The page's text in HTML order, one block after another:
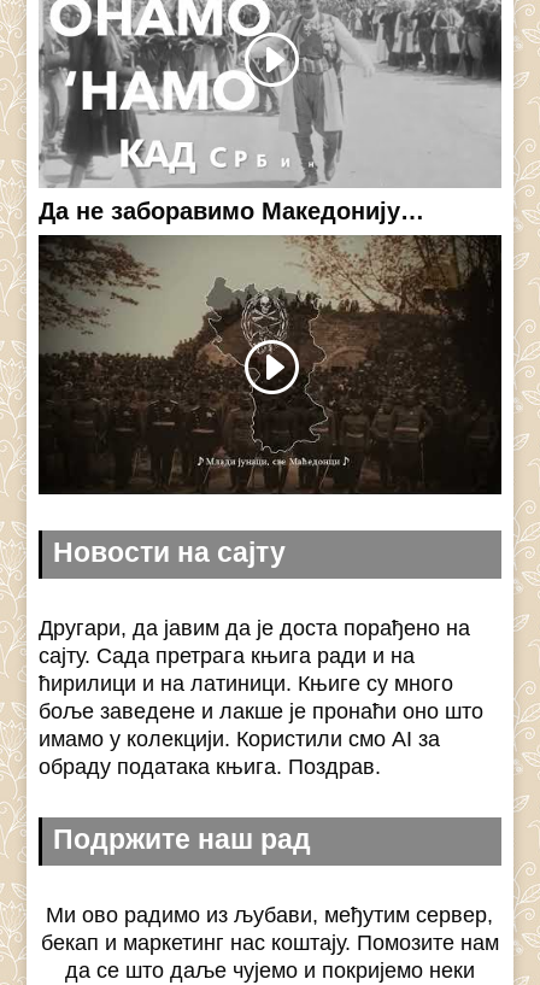
Да не заборавимо Македонију…
Новости на сајту
Другари, да јавим да је доста порађено на
сајту. Сада претрага књига ради и на
ћирилици и на латиници. Књиге су много
боље заведене и лакше је пронаћи оно што
имамо у колекцији. Користили смо AI за
обраду података књига. Поздрав.
Подржите наш рад
Ми ово радимо из љубави, међутим сервер,
бекап и маркетинг нас коштају. Помозите нам
да се што даље чујемо и покријемо неки